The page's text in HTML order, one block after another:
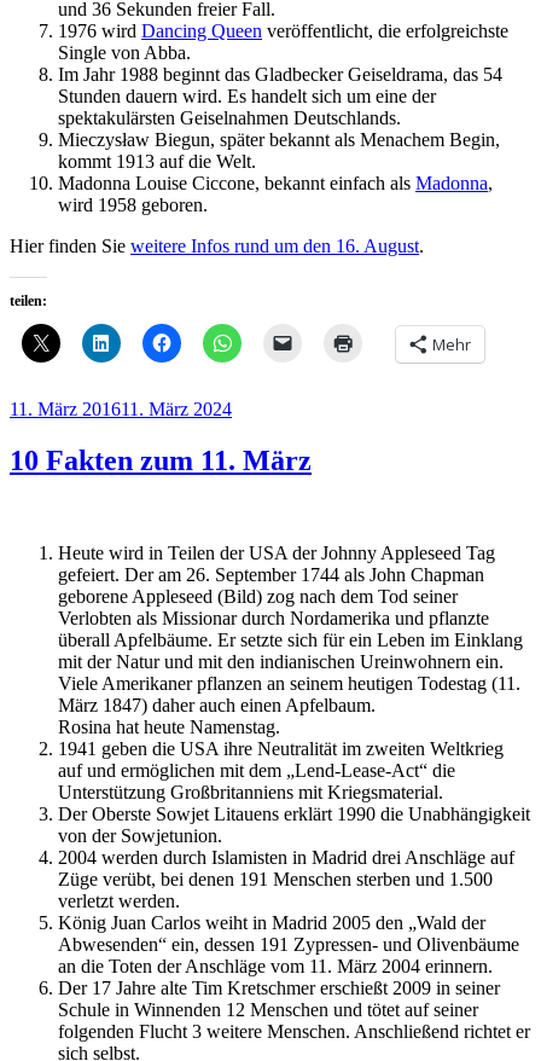
und 36 Sekunden freier Fall.
1976 wird Dancing Queen veröffentlicht, die erfolgreichste
Single von Abba.
Im Jahr 1988 beginnt das Gladbecker Geiseldrama, das 54
Stunden dauern wird. Es handelt sich um eine der
spektakulärsten Geiselnahmen Deutschlands.
Mieczysław Biegun, später bekannt als Menachem Begin,
kommt 1913 auf die Welt.
Madonna Louise Ciccone, bekannt einfach als Madonna,
wird 1958 geboren.
Hier finden Sie weitere Infos rund um den 16. August.
teilen:
Mehr
Veröffentlicht
11. März 201611. März 2024
10 Fakten zum 11. März
Heute wird in Teilen der USA der Johnny Appleseed Tag
gefeiert. Der am 26. September 1744 als John Chapman
geborene Appleseed (Bild) zog nach dem Tod seiner
Verlobten als Missionar durch Nordamerika und pflanzte
überall Apfelbäume. Er setzte sich für ein Leben im Einklang
mit der Natur und mit den indianischen Ureinwohnern ein.
Viele Amerikaner pflanzen an seinem heutigen Todestag (11.
März 1847) daher auch einen Apfelbaum.
Rosina hat heute Namenstag.
1941 geben die USA ihre Neutralität im zweiten Weltkrieg
auf und ermöglichen mit dem „Lend-Lease-Act“ die
Unterstützung Großbritanniens mit Kriegsmaterial.
Der Oberste Sowjet Litauens erklärt 1990 die Unabhängigkeit
von der Sowjetunion.
2004 werden durch Islamisten in Madrid drei Anschläge auf
Züge verübt, bei denen 191 Menschen sterben und 1.500
verletzt werden.
König Juan Carlos weiht in Madrid 2005 den „Wald der
Abwesenden“ ein, dessen 191 Zypressen- und Olivenbäume
an die Toten der Anschläge vom 11. März 2004 erinnern.
Der 17 Jahre alte Tim Kretschmer erschießt 2009 in seiner
Schule in Winnenden 12 Menschen und tötet auf seiner
folgenden Flucht 3 weitere Menschen. Anschließend richtet er
sich selbst.